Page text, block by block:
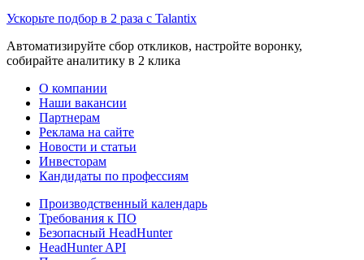
Ускорьте подбор в 2 раза с Talantix
Автоматизируйте сбор откликов, настройте воронку,
собирайте аналитику в 2 клика
О компании
Наши вакансии
Партнерам
Реклама на сайте
Новости и статьи
Инвесторам
Кандидаты по профессиям
Производственный календарь
Требования к ПО
Безопасный HeadHunter
HeadHunter API